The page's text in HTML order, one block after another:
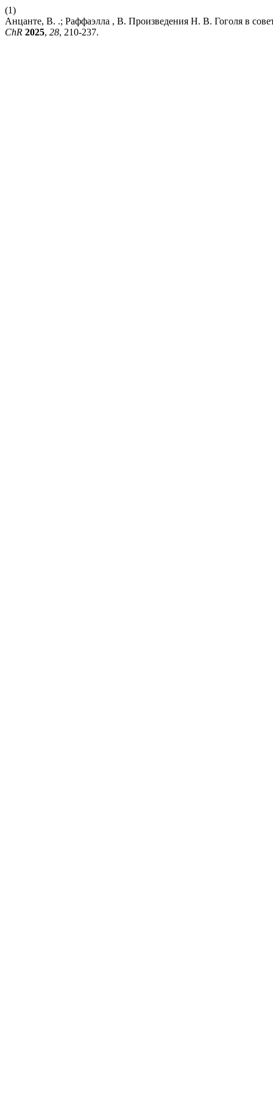
(1)
Анцанте, В. .; Раффаэлла , В. Произведения Н. В. Гоголя в
ChR 2025, 28, 210-237.